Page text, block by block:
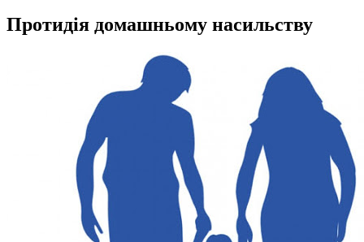
Протидія домашньому насильству